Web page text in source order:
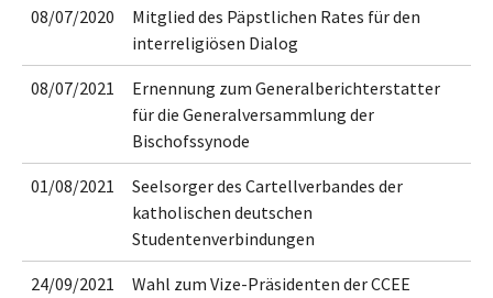
08/07/2020
Mitglied des Päpstlichen Rates für den
interreligiösen Dialog
08/07/2021
Ernennung zum Generalberichterstatter
für die Generalversammlung der
Bischofssynode
01/08/2021
Seelsorger des Cartellverbandes der
katholischen deutschen
Studentenverbindungen
24/09/2021 Wahl zum Vize-Präsidenten der CCEE